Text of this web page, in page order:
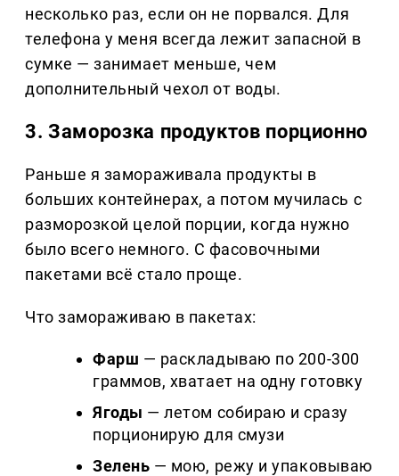
несколько раз, если он не порвался. Для
телефона у меня всегда лежит запасной в
сумке — занимает меньше, чем
дополнительный чехол от воды.
3. Заморозка продуктов порционно
Раньше я замораживала продукты в
больших контейнерах, а потом мучилась с
разморозкой целой порции, когда нужно
было всего немного. С фасовочными
пакетами всё стало проще.
Что замораживаю в пакетах:
Фарш — раскладываю по 200-300
граммов, хватает на одну готовку
Ягоды — летом собираю и сразу
порционирую для смузи
Зелень — мою, режу и упаковываю